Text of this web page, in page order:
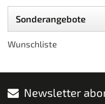
Sonderangebote
Wunschliste
Newsletter